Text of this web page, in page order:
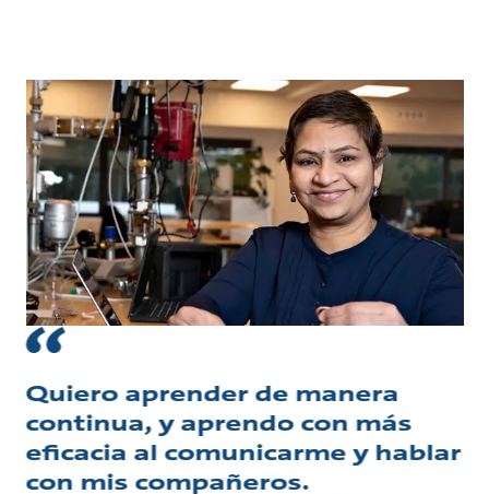
Quiero aprender de manera
continua, y aprendo con más
eficacia al comunicarme y hablar
con mis compañeros.